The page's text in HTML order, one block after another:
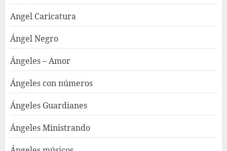
Angel Caricatura
Ángel Negro
Ángeles – Amor
Ángeles con números
Ángeles Guardianes
Ángeles Ministrando